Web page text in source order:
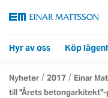
Hyr av oss Köp
Nyheter / 2017 / Einar
till "Årets betongarkitekt"-